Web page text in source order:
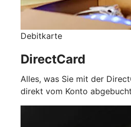
Debitkarte
DirectCard
Alles, was Sie mit der
direkt vom Konto